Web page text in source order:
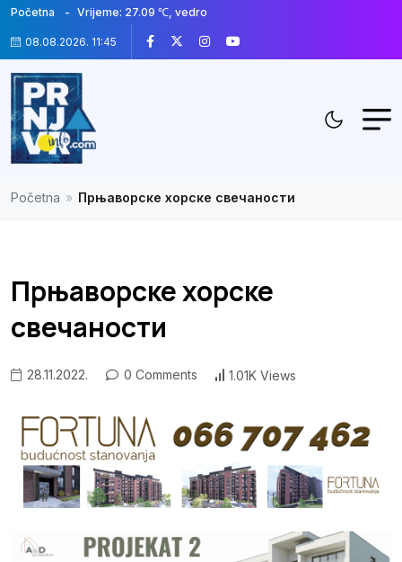
Početna Vrijeme: 27.09 ℃, vedro
08.08.2026. 11:45
Početna » Прњаворске хорске свечаности
Прњаворске хорске
свечаности
28.11.2022. 0 Comments 1.01K Views